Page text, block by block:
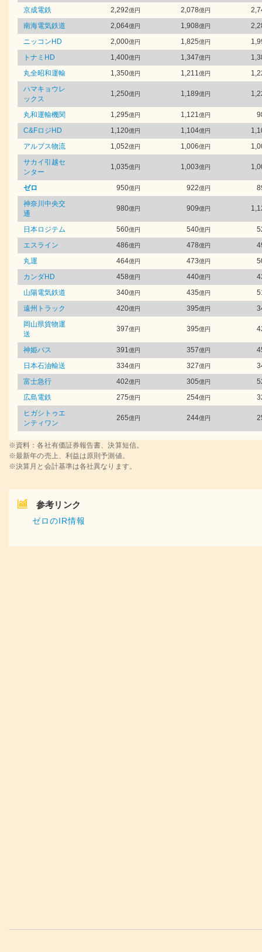
京成電鉄 2,292億円 2,078億円
南海電気鉄道
2,064億円 1,908億円
ニッコンHD
2,000億円 1,825億円
トナミHD
1,400億円 1,347億円
丸全昭和運輸
1,350億円 1,211億円
ハマキョウレ
ックス
1,250億円 1,189億円
丸和運輸機関 1,295億円 1,121億円
C&FロジHD
1,120億円 1,104億円
アルプス物流
1,052億円 1,006億円
サカイ引越セ
ンター
1,035億円 1,003億円
ゼロ 950億円 922億円
神奈川中央交
通
980億円 909億円
日本ロジテム 560億円 540億円
エスライン
486億円 478億円
丸運
464億円 473億円
カンダHD
458億円 440億円
山陽電気鉄道
340億円 435億円
遠州トラック
420億円 395億円
岡山県貨物運
送
397億円 395億円
神姫バス 391億円 357億円
日本石油輸送
334億円 327億円
富士急行
402億円 305億円
広島電鉄
275億円 254億円
ヒガシトゥエ
ンティワン
265億円 244億円
※資料：各社有価証券報告書、決算短信。
※最新年の売上、利益は原則予測値。
※決算月と会計基準は各社異なります。
参考リンク
ゼロのIR情報